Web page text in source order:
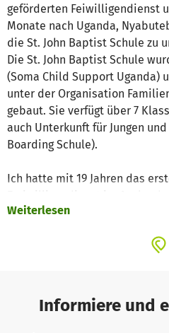
geförderten Feiwilligendienst
Monate nach Uganda,
die St. John Baptist Schule zu
Die St. John Baptist Schule
(Soma Child Support Uganda)
unter der Organisation
gebaut. Sie verfügt über 7
auch Unterkunft für Jungen
Boarding Schule).
Ich hatte mit 19 Jahren das
Mut mich für ein Freiwilligen
Ausführung dieses Traums
Im Freiwilligendienst lernt
Weiterlesen
Informiere und